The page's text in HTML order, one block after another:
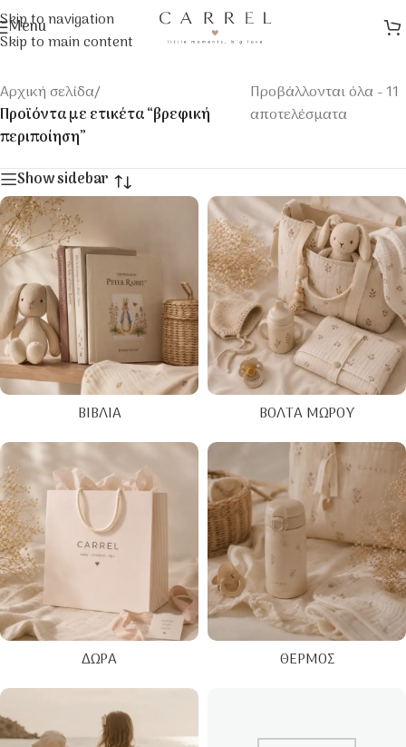
Skip to navigation
Skip to main content
Menu
Αρχική σελίδα/
Προϊόντα με ετικέτα “βρεφική
περιποίηση”
Προβάλλονται όλα - 11
αποτελέσματα
Show sidebar
ΒΙΒΛΊΑ ΒΌΛΤΑ ΜΩΡΟΎ
ΔΏΡΑ ΘΕΡΜΌΣ